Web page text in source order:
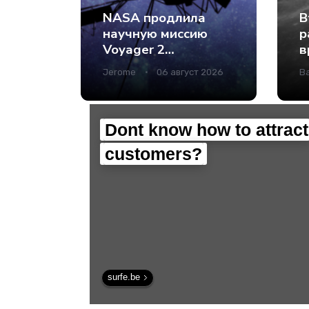
NASA продлила
научную миссию
Voyager 2
благодаря
модернизации
бортовых систем -
технологии.
Jerome 06 август 2026
Dont know how to attract
customers?
surfe.be